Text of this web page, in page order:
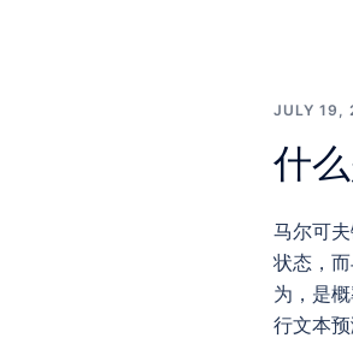
JULY 19,
什
马尔可
状态，
为，是
行文本